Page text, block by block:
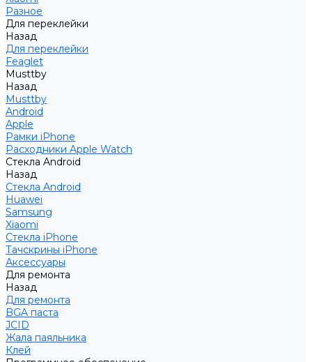
Разное
Для переклейки
Назад
Для переклейки
Feaglet
Musttby
Назад
Musttby
Android
Apple
Рамки iPhone
Расходники Apple Watch
Стекла Android
Назад
Стекла Android
Huawei
Samsung
Xiaomi
Стекла iPhone
Тачскрины iPhone
Аксессуары
Для ремонта
Назад
Для ремонта
BGA паста
JCID
Жала паяльника
Клей